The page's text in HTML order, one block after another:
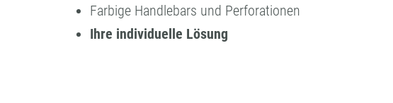
Farbige Handlebars und Perforationen
Ihre individuelle Lösung